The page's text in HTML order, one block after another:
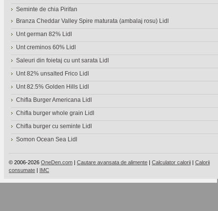
Seminte de chia Pirifan
Branza Cheddar Valley Spire maturata (ambalaj rosu) Lidl
Unt german 82% Lidl
Unt creminos 60% Lidl
Saleuri din foietaj cu unt sarata Lidl
Unt 82% unsalted Frico Lidl
Unt 82.5% Golden Hills Lidl
Chifla Burger Americana Lidl
Chifla burger whole grain Lidl
Chifla burger cu seminte Lidl
Somon Ocean Sea Lidl
© 2006-2026 OneDen.com | Cautare avansata de alimente | Calculator calorii | Calorii
consumate | IMC